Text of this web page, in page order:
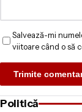
Salvează-mi
viitoare când o să
Politică